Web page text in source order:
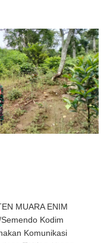
MUARA ENIM
Kodim
Komunikasi